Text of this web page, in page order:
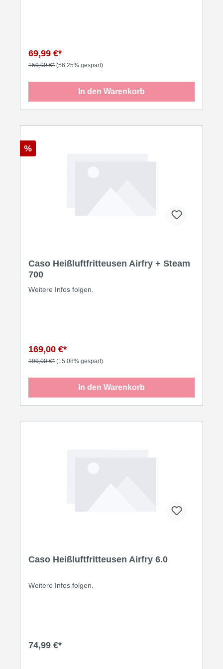
69,99 €*
159,99 €* (56.25% gespart)
In den Warenkorb
%
Caso Heißluftfritteusen Airfry + Steam
700
Weitere Infos folgen.
169,00 €*
199,00 €* (15.08% gespart)
In den Warenkorb
Caso Heißluftfritteusen Airfry 6.0
Weitere Infos folgen.
74,99 €*